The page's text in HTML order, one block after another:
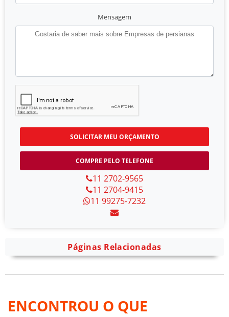
Mensagem
SOLICITAR MEU ORÇAMENTO
COMPRE PELO TELEFONE
11 2702-9565
11 2704-9415
11 99275-7232
Páginas Relacionadas
ENCONTROU O QUE